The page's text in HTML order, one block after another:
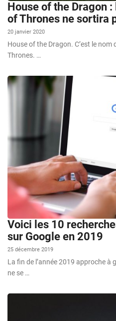
House of the Dragon
of Thrones ne sortira
20 janvier 2020
House of the Dragon. C’est le nom
Thrones. …
Voici les 10
sur Google en 2019
25 décembre 2019
La fin de l’année 2019 approche à
ne se …